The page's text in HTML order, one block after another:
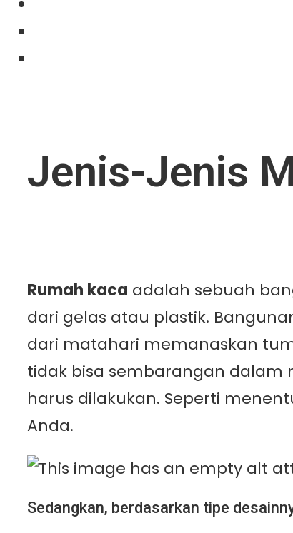
Jenis-Jenis
Rumah kaca adalah sebuah
dari gelas atau plastik.
dari matahari memanaskan
tidak bisa sembarangan
harus dilakukan. Seperti
Anda.
Sedangkan, berdasarkan tipe